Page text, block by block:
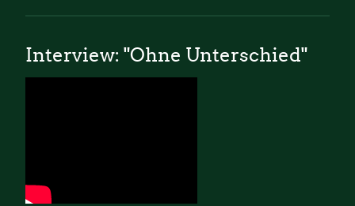
Interview: "Ohne Unterschied"